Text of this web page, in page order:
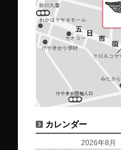
カレンダー
2026年8月